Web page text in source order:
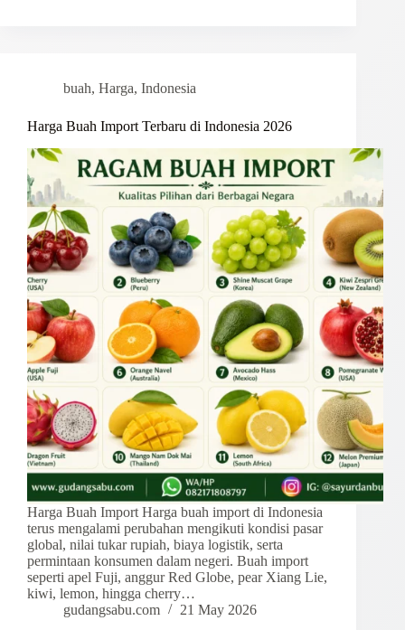
buah, Harga, Indonesia
Harga Buah Import Terbaru di Indonesia 2026
Harga Buah Import Harga buah import di Indonesia
terus mengalami perubahan mengikuti kondisi pasar
global, nilai tukar rupiah, biaya logistik, serta
permintaan konsumen dalam negeri. Buah import
seperti apel Fuji, anggur Red Globe, pear Xiang Lie,
kiwi, lemon, hingga cherry…
gudangsabu.com
21 May 2026